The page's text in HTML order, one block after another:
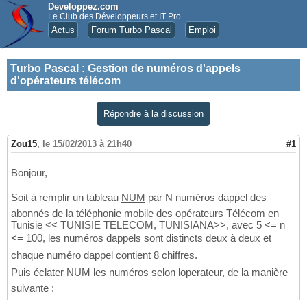
Developpez.com
Le Club des Développeurs et IT Pro
Actus Forum Turbo Pascal Emploi
Turbo Pascal : Gestion de numéros d'appels
d'opérateurs télécom
Répondre à la discussion
Zou15, le 15/02/2013 à 21h40 #1
Bonjour,
Soit à remplir un tableau NUM par N numéros dappel des
abonnés de la téléphonie mobile des opérateurs Télécom en
Tunisie << TUNISIE TELECOM, TUNISIANA>>, avec 5 <= n
<= 100, les numéros dappels sont distincts deux à deux et
chaque numéro dappel contient 8 chiffres.
Puis éclater NUM les numéros selon loperateur, de la manière
suivante :